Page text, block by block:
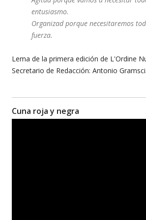
entusiasmo.
Organizad porque necesitaremos
fuerza.
Lema de la primera edición de L'Ordine
Secretario de Redacción: Antonio Gramsci.
Cuna roja y negra